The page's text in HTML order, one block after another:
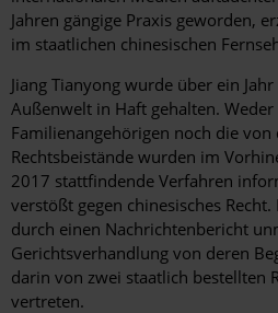
Jahren gängige Praxis geworden,
im staatlichen chinesischen
Jiang Tianyong wurde über ein
Außenwelt in Haft gehalten. Weder
Familienangehörigen noch die
Rechtsbeistände wurden im
2017 stattfindende Verfahren
verstößt gegen chinesisches
durch einen Nachrichtenbericht
Gerichtsverhandlung von deren
darin von zwei staatlich bestellten
vertreten.